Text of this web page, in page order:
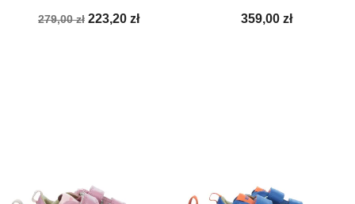
Cena
279,00 zł Cena
223,20 zł Cena
359,00 zł